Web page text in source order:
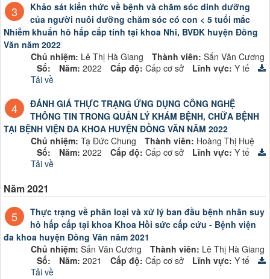
3
Khảo sát kiến thức về bệnh và chăm sóc dinh dưỡng
của người nuôi dưỡng chăm sóc có con < 5 tuổi mắc
Nhiễm khuẩn hô hấp cấp tính tại khoa Nhi, BVĐK huyện Đồng
Văn năm 2022
Chủ nhiệm: Lê Thị Hà Giang Thành viên: Sấn Văn Cương
Số:
Năm: 2022 Cấp độ: Cấp cơ sở Lĩnh vực: Y tế
Tải về
4
ĐÁNH GIÁ THỰC TRẠNG ỨNG DỤNG CÔNG NGHỆ
THÔNG TIN TRONG QUẢN LÝ KHÁM BỆNH, CHỮA BỆNH
TẠI BỆNH VIỆN ĐA KHOA HUYỆN ĐỒNG VĂN NĂM 2022
Chủ nhiệm: Tạ Đức Chung Thành viên: Hoàng Thị Huệ
Số:
Năm: 2022 Cấp độ: Cấp cơ sở Lĩnh vực: Y tế
Tải về
Năm 2021
5
Thực trạng về phân loại và xử lý ban đầu bệnh nhân suy
hô hấp cấp tại khoa Khoa Hồi sức cấp cứu - Bệnh viện
đa khoa huyện Đồng Văn năm 2021
Chủ nhiệm: Sấn Văn Cương Thành viên: Lê Thị Hà Giang
Số:
Năm: 2021 Cấp độ: Cấp cơ sở Lĩnh vực: Y tế
Tải về